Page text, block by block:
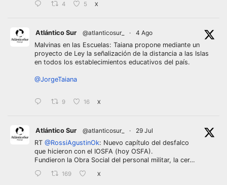
4 5 X
Atlántico Sur @atlanticosur_ ·
4 Ago
Malvinas en las Escuelas: Taiana propone mediante un
proyecto de Ley la señalización de la distancia a las Islas
en todos los establecimientos educativos del país.
@JorgeTaiana
9 16 X
Atlántico Sur @atlanticosur_ ·
29 Jul
RT @RossiAgustinOk: Nuevo capítulo del desfalco
que hicieron con el IOSFA (hoy OSFA).
Fundieron la Obra Social del personal militar, la cer…
169 X